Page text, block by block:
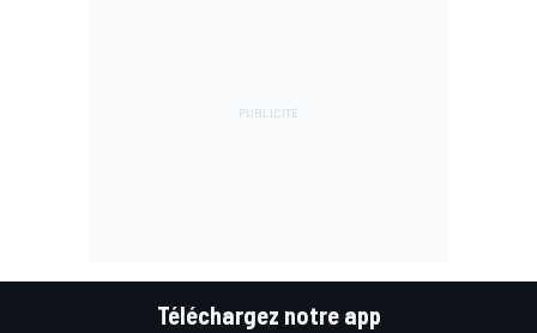
Téléchargez notre app